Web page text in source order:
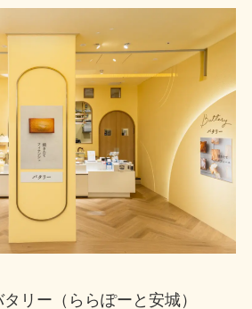
リー（ららぽーと安城）